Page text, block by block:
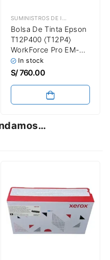
EPSON SUMINISTROS DE IMPRESIÓN
Bolsa De Tinta Epson
T12P400 〈T12P4〉
WorkForce Pro EM-
C800 / EP-C800 Color
Amarillo (165ml)
In stock
S/760.00